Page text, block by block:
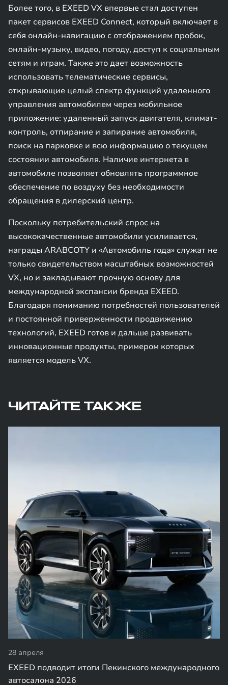
Более того, в EXEED VX впервые стал доступен
пакет сервисов EXEED Connect, который включает в
себя онлайн-навигацию с отображением пробок,
онлайн-музыку, видео, погоду, доступ к социальным
сетям и играм. Также это дает возможность
использовать телематические сервисы,
открывающие целый спектр функций удаленного
управления автомобилем через мобильное
приложение: удаленный запуск двигателя, климат-
контроль, отпирание и запирание автомобиля,
поиск на парковке и всю информацию о текущем
состоянии автомобиля. Наличие интернета в
автомобиле позволяет обновлять программное
обеспечение по воздуху без необходимости
обращения в дилерский центр.
Поскольку потребительский спрос на
высококачественные автомобили усиливается,
награды ARABCOTY и «Автомобиль года» служат не
только свидетельством масштабных возможностей
VX, но и закладывают прочную основу для
международной экспансии бренда EXEED.
Благодаря пониманию потребностей пользователей
и постоянной приверженности продвижению
технологий, EXEED готов и дальше развивать
инновационные продукты, примером которых
является модель VX.
ЧИТАЙТЕ ТАКЖЕ
28 апреля
EXEED подводит итоги Пекинского международного
автосалона 2026